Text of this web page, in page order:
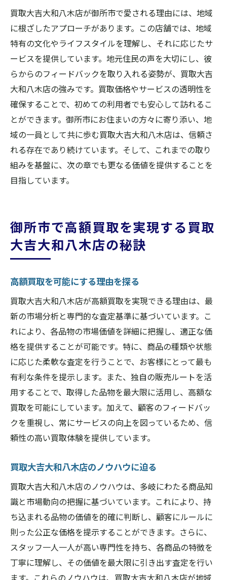
買取大吉大和八木店が御所市で愛される理由には、地域
に根ざしたアプローチがあります。この店舗では、地域
特有の文化やライフスタイルを理解し、それに応じたサ
ービスを提供しています。地元住民の声を大切にし、彼
らからのフィードバックを取り入れる姿勢が、買取大吉
大和八木店の強みです。買取価格やサービスの透明性を
確保することで、初めての利用者でも安心して訪れるこ
とができます。御所市にお住まいの方々に寄り添い、地
域の一員として共に歩む買取大吉大和八木店は、信頼さ
れる存在であり続けています。そして、これまでの取り
組みを基盤に、次の章でも更なる価値を提供することを
目指しています。
御所市で高額買取を実現する買取
大吉大和八木店の秘訣
高額買取を可能にする理由を探る
買取大吉大和八木店が高額買取を実現できる理由は、最
新の市場分析と専門的な査定基準に基づいています。こ
れにより、各品物の市場価値を詳細に把握し、適正な価
格を提供することが可能です。特に、商品の種類や状態
に応じた柔軟な査定を行うことで、お客様にとって最も
有利な条件を提示します。また、独自の販売ルートを活
用することで、取得した品物を最大限に活用し、高額な
買取を可能にしています。加えて、顧客のフィードバッ
クを重視し、常にサービスの向上を図っているため、信
頼性の高い買取体験を提供しています。
買取大吉大和八木店のノウハウに迫る
買取大吉大和八木店のノウハウは、多岐にわたる商品知
識と市場動向の把握に基づいています。これにより、持
ち込まれる品物の価値を的確に判断し、顧客にルールに
則った公正な価格を提示することができます。さらに、
スタッフ一人一人が高い専門性を持ち、各商品の特徴を
丁寧に理解し、その価値を最大限に引き出す査定を行い
ます。これらのノウハウは、買取大吉大和八木店が地域